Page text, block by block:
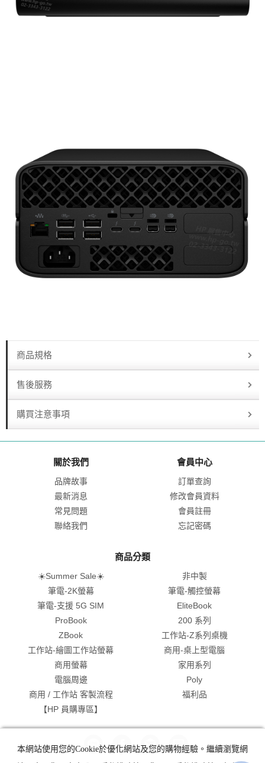
商品規格
售後服務
購買注意事項
關於我們
品牌故事
最新消息
常見問題
聯絡我們
會員中心
訂單查詢
修改會員資料
會員註冊
忘記密碼
商品分類
☀️Summer Sale☀️
非中製
筆電-2K螢幕
筆電-觸控螢幕
筆電-支援 5G SIM
EliteBook
ProBook
200 系列
ZBook
工作站-Z系列桌機
工作站-繪圖工作站螢幕
商用-桌上型電腦
商用螢幕
家用系列
電腦周邊
Poly
商用 / 工作站 客製流程
福利品
【HP 員購專區】
本網站使用您的Cookie於優化網站及您的購物經驗。繼續瀏覽網